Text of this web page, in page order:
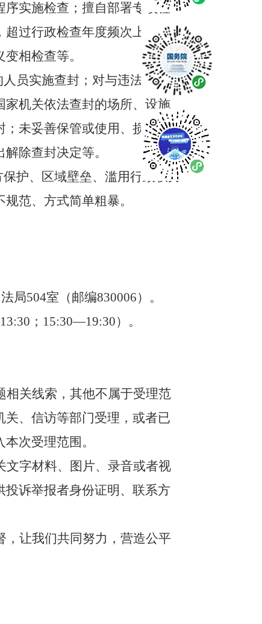
实施检查；擅自部署专项检
过行政检查年度频次上限；
相检查等。
员实施查封；对与违法行为无
机关依法查封的场所、设施
未妥善保管或使用、损毁查
除查封决定等。
护、区域壁垒、滥用行政权力
范、方式简单粗暴。
局504室 （邮编830006）。
13:30 ； 15:30—19:30）。
相关线索，其他不属于受理范
、信访等部门受理，或者已
次受理范围。
文字材料、图片、录音或者视
诉举报者身份证明、联系方
，让我们共同努力，营造公平